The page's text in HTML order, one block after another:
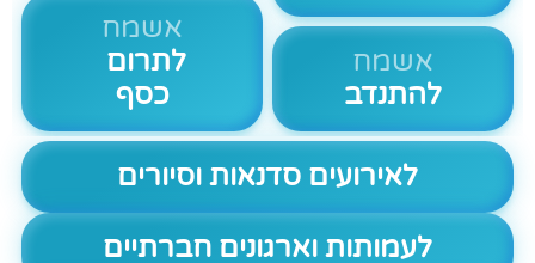
אשמח
להתנדב
אשמח
לתרום
כסף
לאירועים סדנאות וסיורים
לעמותות וארגונים חברתיים